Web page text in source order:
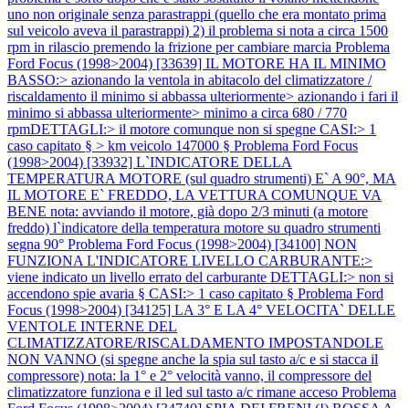
uno non originale senza parastrappi (quello che era montato prima
sul veicolo aveva il parastrappi) 2) il problema si nota a circa 1500
rpm in rilascio premendo la frizione per cambiare marcia Problema
Ford Focus (1998>2004) [33639] IL MOTORE HA IL MINIMO
BASSO:> azionando la ventola in abitacolo del climatizzatore /
riscaldamento il minimo si abbassa ulteriormente> azionando i fari il
minimo si abbassa ulteriormente> minimo a circa 680 / 770
rpmDETTAGLI:> il motore comunque non si spegne CASI:> 1
caso capitato § > km veicolo 147000 § Problema Ford Focus
(1998>2004) [33932] L`INDICATORE DELLA
TEMPERATURA MOTORE (sul quadro strumenti) E` A 90°, MA
IL MOTORE E` FREDDO, LA VETTURA COMUNQUE VA
BENE nota: avviando il motore, già dopo 2/3 minuti (a motore
freddo) l`indicatore della temperatura motore su quadro strumenti
segna 90° Problema Ford Focus (1998>2004) [34100] NON
FUNZIONA L'INDICATORE LIVELLO CARBURANTE:>
viene indicato un livello errato del carburante DETTAGLI:> non si
accendono spie avaria § CASI:> 1 caso capitato § Problema Ford
Focus (1998>2004) [34125] LA 3° E LA 4° VELOCITA` DELLE
VENTOLE INTERNE DEL
CLIMATIZZATORE/RISCALDAMENTO IMPOSTANDOLE
NON VANNO (si spegne anche la spia sul tasto a/c e si stacca il
compressore) nota: la 1° e 2° velocità vanno, il compressore del
climatizzatore funziona e il led sul tasto a/c rimane acceso Problema